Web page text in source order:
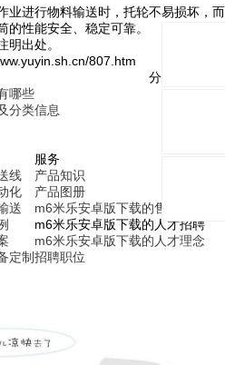
业进行物料输送时，托轮不易损坏，而
的性能安全、稳定可靠。
明出处。
807.htm
分享与关注：
哪些
分类信息
线
化
送
定制
服务
产品知识
产品图册
m6米乐安卓版下载的售后服务
m6米乐安卓版下载的人才招聘
m6米乐安卓版下载的人才理念
招聘职位